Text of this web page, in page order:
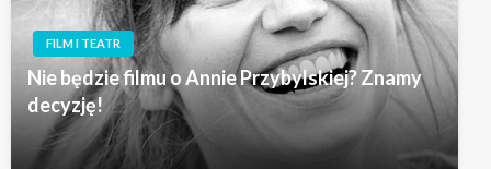
FILM I TEATR
Nie będzie filmu o Annie Przybylskiej? Znamy
decyzję!